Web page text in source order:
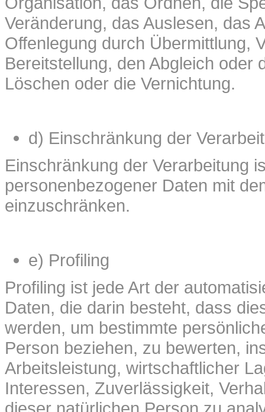
Veränderung, das Auslesen, das
Offenlegung durch Übermittlung,
Bereitstellung, den Abgleich oder
Löschen oder die Vernichtung.
d) Einschränkung der
Einschränkung der Verarbeitung
personenbezogener Daten mit
einzuschränken.
e) Profiling
Profiling ist jede Art der
Daten, die darin besteht, dass
werden, um bestimmte
Person beziehen, zu bewerten,
Arbeitsleistung, wirtschaftlicher
Interessen, Zuverlässigkeit,